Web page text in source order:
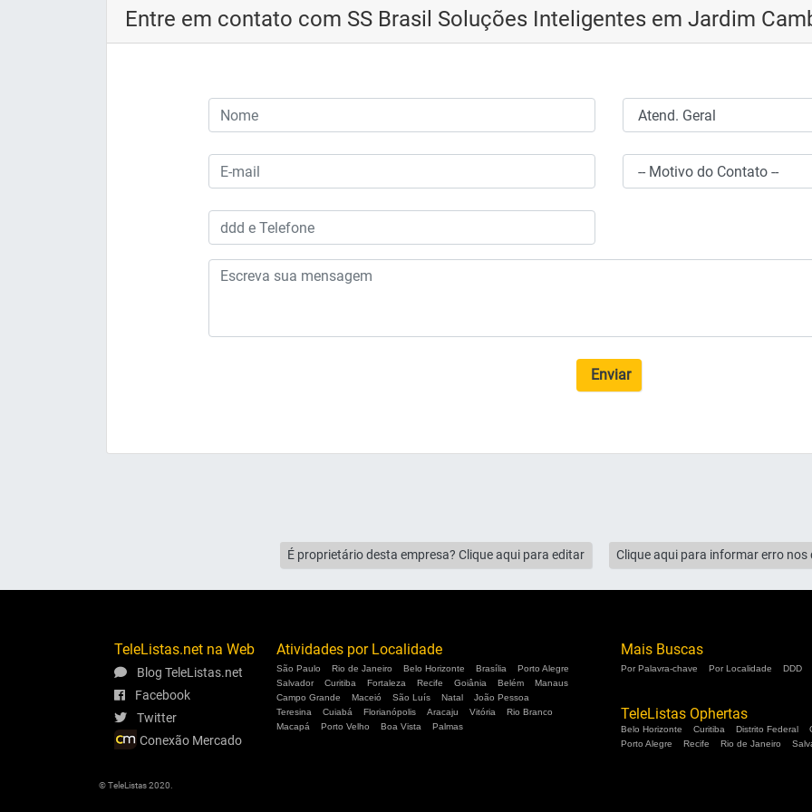
Entre em contato com SS Brasil Soluções Inteligentes em Jardim
Enviar
É proprietário desta empresa? Clique aqui para editar Clique aqui para informar erro nos
TeleListas.net na Web
Blog TeleListas.net
Facebook
Twitter
Conexão Mercado
Atividades por Localidade
São Paulo Rio de Janeiro Belo Horizonte Brasília
Porto Alegre
Salvador
Curitiba Fortaleza Recife Goiânia Belém
Manaus
Campo Grande
Maceió São Luís Natal
João Pessoa
Teresina
Cuiabá Florianópolis Aracaju Vitória
Rio Branco
Macapá
Porto Velho Boa Vista Palmas
Mais Buscas
Por Palavra-chave Por Localidade DDD
TeleListas Ophertas
Belo Horizonte Curitiba Distrito Federal
Porto Alegre
Recife Rio de Janeiro
© TeleListas 2020.